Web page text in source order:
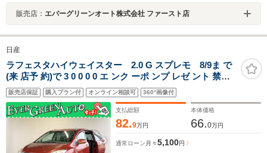
販売店： エバーグリーンオート株式会社 ファースト店
日産
ラフェスタハイウェイスター 2.0 G スプレモ 8/9ま で
(来 店予 約)で 3 0 0 0 0 エ ンク ーポ ンプ レゼ ント 禁煙
車 両側パワースライドドア HIDヘッド バックカメラ イン
テリキー 純正SDナビ オートクルーズコントロール 社外
コーナーセンサー ETC
販売店保証 購入プラン付 オンライン相談可 360°画像付
支払総額
82.9万円
本体価格
66.0万円
通常ローン 月々5,100円